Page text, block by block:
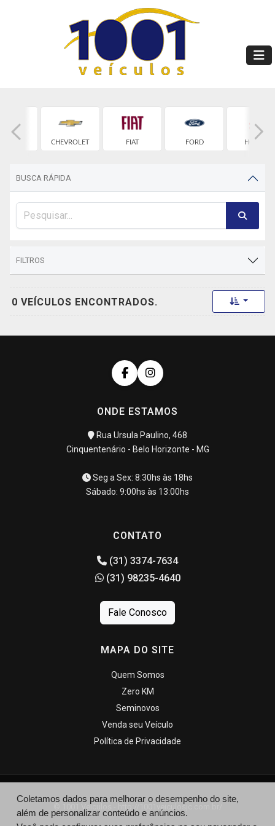
BYD
CHEVROLET
FIAT FORD HONDA
BUSCA RÁPIDA
FILTROS
0 VEÍCULOS ENCONTRADOS. Toggle
ONDE ESTAMOS
Rua Ursula Paulino, 468
Cinquentenário - Belo Horizonte - MG
Seg a Sex: 8:30hs às 18hs
Sábado: 9:00hs às 13:00hs
CONTATO
(31) 3374-7634
(31) 98235-4640
Fale Conosco
MAPA DO SITE
Quem Somos
Zero KM
Seminovos
Venda seu Veículo
Política de Privacidade
© 1001 Veiculos - http://1001veiculosjc.com.br/
Coletamos dados para melhorar o desempenho do site,
além de personalizar conteúdo e anúncios.